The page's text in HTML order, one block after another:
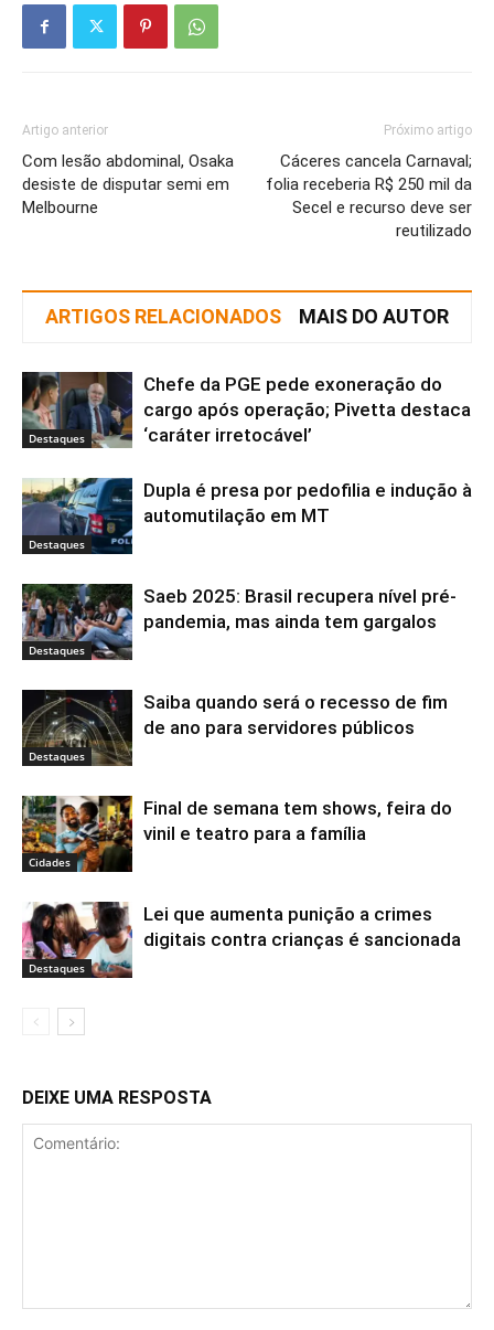
Artigo anterior
Com lesão abdominal, Osaka
desiste de disputar semi em
Melbourne
Próximo artigo
Cáceres cancela Carnaval;
folia receberia R$ 250 mil da
Secel e recurso deve ser
reutilizado
ARTIGOS RELACIONADOS MAIS DO AUTOR
Destaques
Chefe da PGE pede exoneração do
cargo após operação; Pivetta destaca
‘caráter irretocável’
Destaques
Dupla é presa por pedofilia e indução à
automutilação em MT
Destaques
Saeb 2025: Brasil recupera nível pré-
pandemia, mas ainda tem gargalos
Destaques
Saiba quando será o recesso de fim
de ano para servidores públicos
Cidades
Final de semana tem shows, feira do
vinil e teatro para a família
Destaques
Lei que aumenta punição a crimes
digitais contra crianças é sancionada
DEIXE UMA RESPOSTA